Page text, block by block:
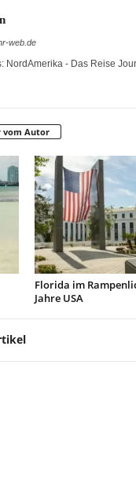
web.de
NordAmerika - Das Reise
vom Autor
Florida im
Jahre USA